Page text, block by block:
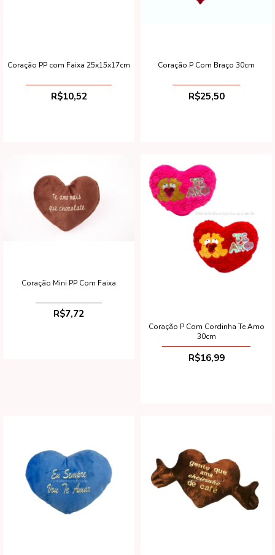
Coração PP com Faixa 25x15x17cm
R$10,52
Coração P Com Braço 30cm
R$25,50
Coração Mini PP Com Faixa
R$7,72
Coração P Com Cordinha Te Amo
30cm
R$16,99